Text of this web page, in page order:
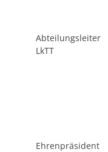
Abteilungsleiter
LkTT
Ehrenpräsident